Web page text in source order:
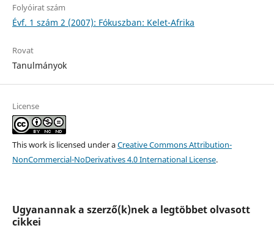
Folyóirat szám
Évf. 1 szám 2 (2007): Fókuszban: Kelet-Afrika
Rovat
Tanulmányok
License
This work is licensed under aCreative Commons Attribution-
NonCommercial-NoDerivatives 4.0 International License.
Ugyanannak a szerző(k)nek a legtöbbet olvasott
cikkei